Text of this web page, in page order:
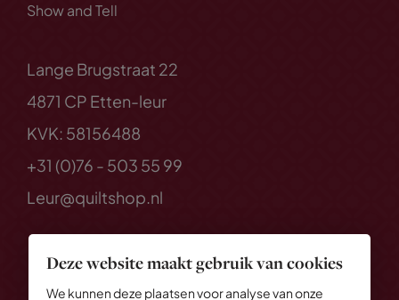
Deze website maakt gebruik van cookies
We kunnen deze plaatsen voor analyse van onze
Show and Tell
Lange Brugstraat 22
4871 CP Etten-leur
KVK: 58156488
+31 (0)76 - 503 55 99
Leur@quiltshop.nl